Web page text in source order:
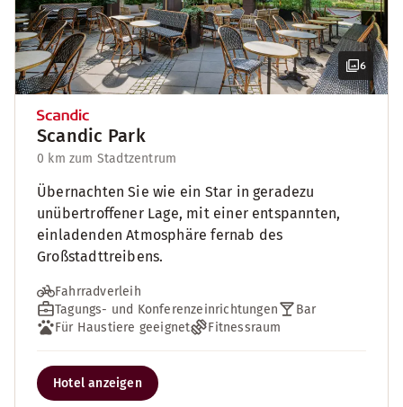
6
Scandic Park
0 km zum Stadtzentrum
Übernachten Sie wie ein Star in geradezu
unübertroffener Lage, mit einer entspannten,
einladenden Atmosphäre fernab des
Großstadttreibens.
Fahrradverleih
Tagungs- und Konferenzeinrichtungen
Bar
Für Haustiere geeignet
Fitnessraum
Hotel anzeigen